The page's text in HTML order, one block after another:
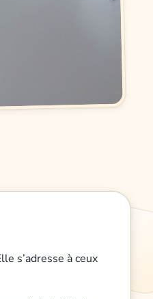
s’adresse à ceux